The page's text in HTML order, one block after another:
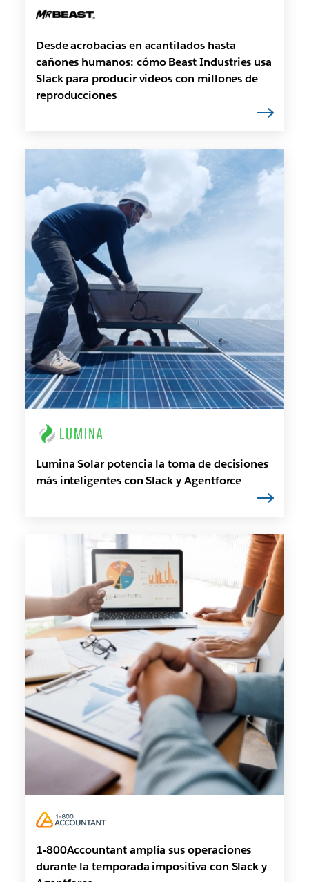
Desde acrobacias en acantilados hasta
cañones humanos: cómo Beast Industries usa
Slack para producir videos con millones de
reproducciones
Lumina Solar potencia la toma de decisiones
más inteligentes con Slack y Agentforce
1-800Accountant amplía sus operaciones
durante la temporada impositiva con Slack y